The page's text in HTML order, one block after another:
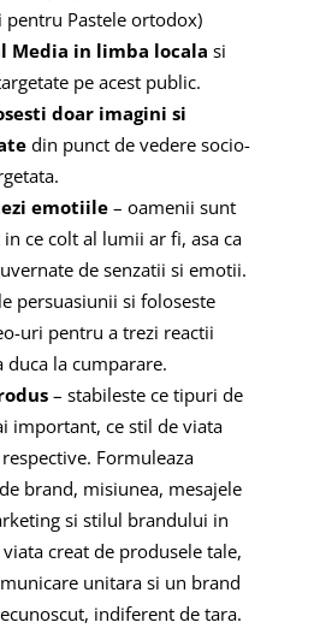
pentru Pastele ortodox)
Media in limba locala si
pe acest public.
doar imagini si
din punct de vedere socio-
emotiile– oamenii sunt
ce colt al lumii ar fi, asa ca
de senzatii si emotii.
persuasiunii si foloseste
uri pentru a trezi reactii
duca la cumparare.
– stabileste ce tipuri de
important, ce stil de viata
Formuleaza
brand, misiunea, mesajele
si stilul brandului in
creat de produsele tale,
unitara si un brand
indiferent de tara.